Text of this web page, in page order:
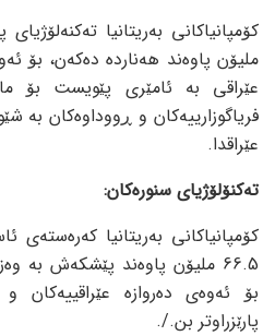
ملیۆن پاوەند هەناردە دەکەن، بۆ
عێراقی بە ئامێری پێویست بۆ
فریاگوزارییەکان و ڕووداوەکان بە
عێراقدا.
تەکنۆلۆژیای سنورەکان:
کۆمپانیاکانی بەریتانیا
66.5 ملیۆن پاوەند پێشکەش بە
بۆ ئەوەی دەروازە عێراقییەکان
پارێزراوتر بن./.